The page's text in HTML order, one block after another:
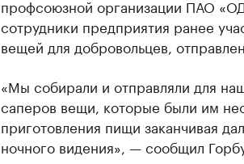
профсоюзной организации ПАО
сотрудники предприятия ранее
вещей для добровольцев,
«Мы собирали и отправляли для
саперов вещи, которые были им
приготовления пищи заканчивая
ночного видения», — сообщил